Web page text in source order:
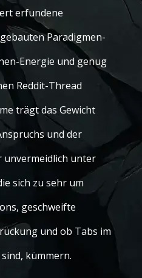
erfundene
Paradigmen-
Energie und genug
Reddit-Thread
trägt das Gewicht
und der
unvermeidlich unter
sich zu sehr um
geschweifte
und ob Tabs im
kümmern.